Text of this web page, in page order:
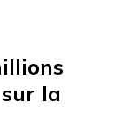
la